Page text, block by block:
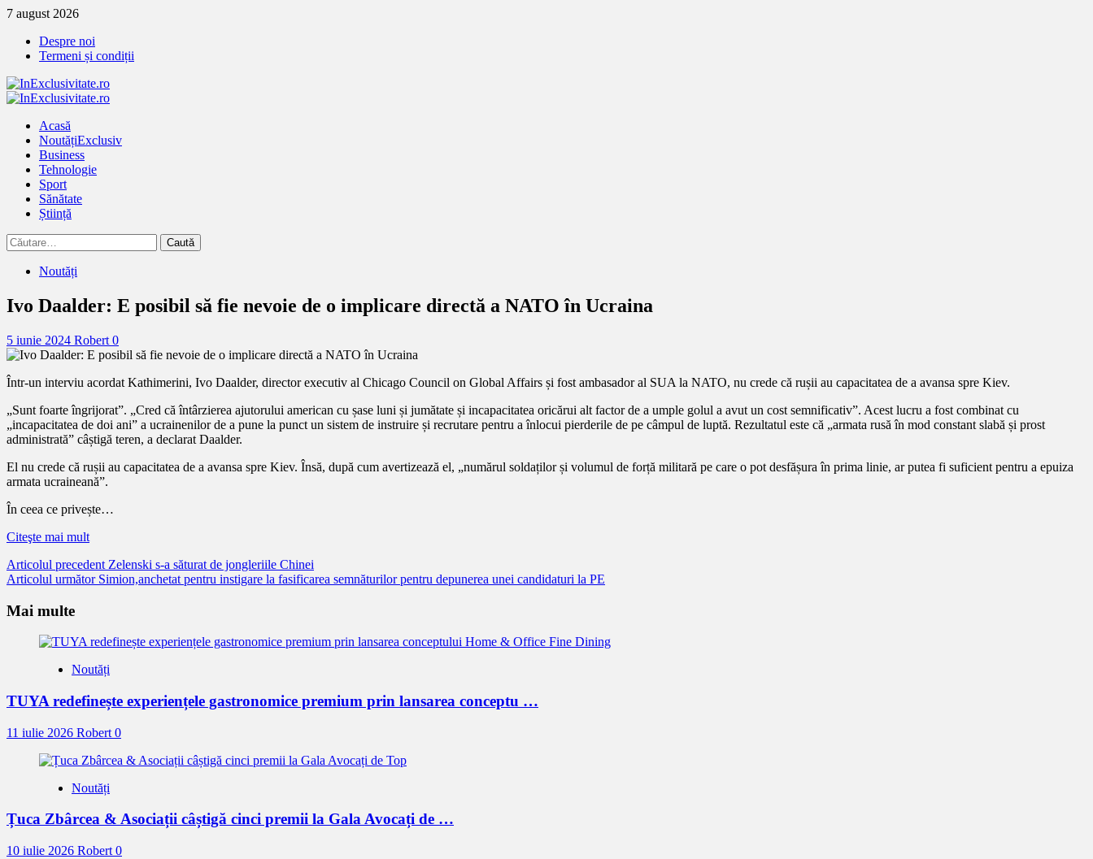
Treci
continut
7 august 2026
Despre noi
Termeni și condiții
Primary
Acasă
NoutățiExclusiv
Business
Tehnologie
Sport
Sănătate
Știință
Caută
după:
Noutăți
Ivo Daalder: E posibil să fie nevoie de o implicare directă a NATO în Ucraina
5 iunie 2024 Robert 0
Într-un interviu acordat Kathimerini, Ivo Daalder, director executiv al Chicago Council on Global Affairs și fost ambasador al SUA la NATO, nu crede că rușii au capacitatea de a avansa spre Kiev.
„Sunt foarte îngrijorat”. „Cred că întârzierea ajutorului american cu șase luni și jumătate și incapacitatea oricărui alt factor de a umple golul a avut un cost semnificativ”. Acest lucru a fost combinat cu
„incapacitatea de doi ani” a ucrainenilor de a pune la punct un sistem de instruire și recrutare pentru a înlocui pierderile de pe câmpul de luptă. Rezultatul este că „armata rusă în mod constant slabă și prost
administrată” câștigă teren, a declarat Daalder.
El nu crede că rușii au capacitatea de a avansa spre Kiev. Însă, după cum avertizează el, „numărul soldaților și volumul de forță militară pe care o pot desfășura în prima linie, ar putea fi suficient pentru a epuiza
armata ucraineană”.
În ceea ce privește…
Citeşte mai mult
Citește
mai
mult
Articolul precedent Zelenski s-a săturat de jongleriile Chinei
Articolul următorSimion,anchetat pentru instigare la fasificarea semnăturilor pentru depunerea unei candidaturi la PE
Mai multe
Noutăți
TUYA redefinește experiențele gastronomice premium prin lansarea conceptu …
11 iulie 2026 Robert 0
Noutăți
Țuca Zbârcea & Asociații câștigă cinci premii la Gala Avocați de …
10 iulie 2026 Robert 0